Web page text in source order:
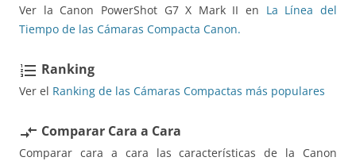
Ver la Canon PowerShot G7 X Mark II en La Línea del
Tiempo de las Cámaras Compacta Canon.
format_list_numbered Ranking
Ver el Ranking de las Cámaras Compactas más populares
compare_arrows Comparar Cara a Cara
Comparar cara a cara las características de la Canon